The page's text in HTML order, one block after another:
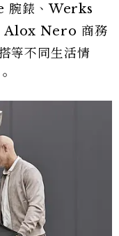
腕錶、Werks
Alox Nero 商務
等不同生活情